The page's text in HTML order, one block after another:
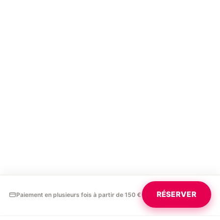
Paiement en plusieurs fois à partir de 150 € RÉSERVER